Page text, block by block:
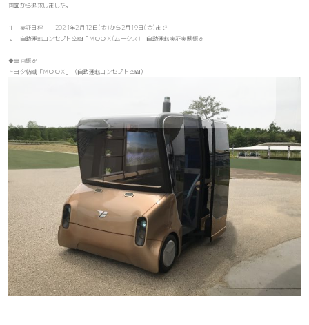
両面から追求しました。
１．実証日程 2021年2月12日(金)から2月19日(金)まで
２．自動運転コンセプト空間「ＭＯＯＸ(ムークス)」自動運転実証実験概要
◆車両概要
トヨタ紡織「ＭＯＯＸ」（自動運転コンセプト空間）